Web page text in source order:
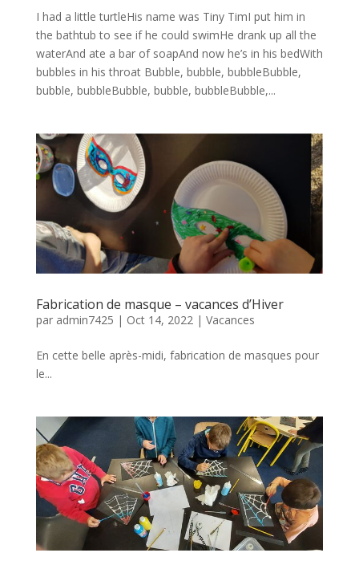
I had a little turtleHis name was Tiny TimI put him in
the bathtub to see if he could swimHe drank up all the
waterAnd ate a bar of soapAnd now he’s in his bedWith
bubbles in his throat Bubble, bubble, bubbleBubble,
bubble, bubbleBubble, bubble, bubbleBubble,...
Fabrication de masque – vacances d’Hiver
par admin7425 | Oct 14, 2022 | Vacances
En cette belle après-midi, fabrication de masques pour
le...